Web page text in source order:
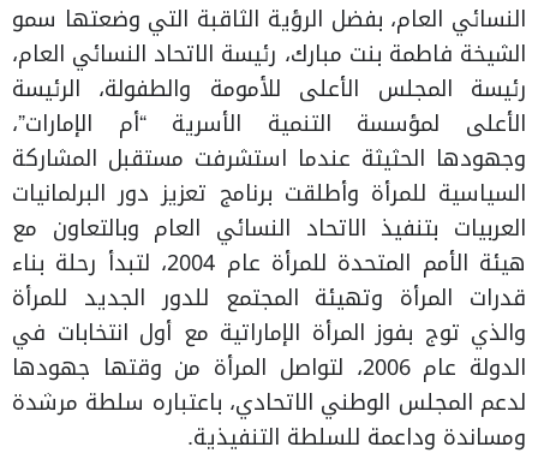
النسائي العام، بفضل الرؤية الثاقبة التي وضعتها سمو
الشيخة فاطمة بنت مبارك، رئيسة الاتحاد النسائي العام،
رئيسة المجلس الأعلى للأمومة والطفولة، الرئيسة
الأعلى لمؤسسة التنمية الأسرية “أم الإمارات”،
وجهودها الحثيثة عندما استشرفت مستقبل المشاركة
السياسية للمرأة وأطلقت برنامج تعزيز دور البرلمانيات
العربيات بتنفيذ الاتحاد النسائي العام وبالتعاون مع
هيئة الأمم المتحدة للمرأة عام 2004، لتبدأ رحلة بناء
قدرات المرأة وتهيئة المجتمع للدور الجديد للمرأة
والذي توج بفوز المرأة الإماراتية مع أول انتخابات في
الدولة عام 2006، لتواصل المرأة من وقتها جهودها
لدعم المجلس الوطني الاتحادي، باعتباره سلطة مرشدة
ومساندة وداعمة للسلطة التنفيذية.